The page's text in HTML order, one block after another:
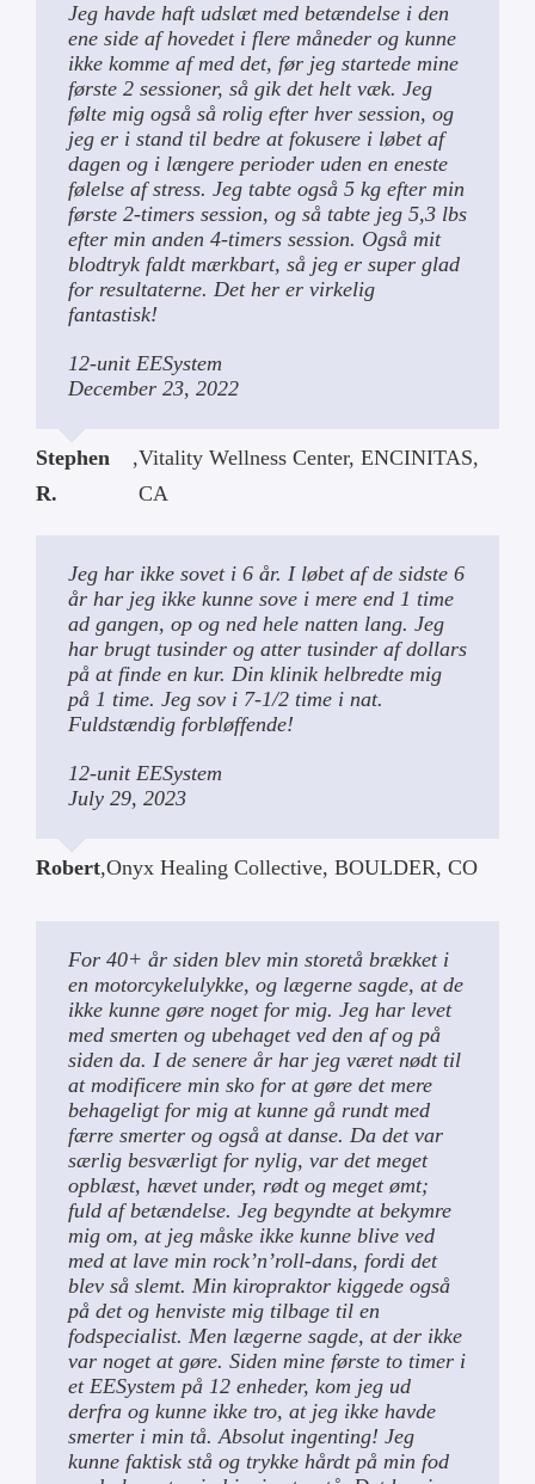
Jeg havde haft udslæt med betændelse i den
ene side af hovedet i flere måneder og kunne
ikke komme af med det, før jeg startede mine
første 2 sessioner, så gik det helt væk. Jeg
følte mig også så rolig efter hver session, og
jeg er i stand til bedre at fokusere i løbet af
dagen og i længere perioder uden en eneste
følelse af stress. Jeg tabte også 5 kg efter min
første 2-timers session, og så tabte jeg 5,3 lbs
efter min anden 4-timers session. Også mit
blodtryk faldt mærkbart, så jeg er super glad
for resultaterne. Det her er virkelig
fantastisk!
12-unit EESystem
December 23, 2022
Stephen
R.
,Vitality Wellness Center, ENCINITAS,
CA
Jeg har ikke sovet i 6 år. I løbet af de sidste 6
år har jeg ikke kunne sove i mere end 1 time
ad gangen, op og ned hele natten lang. Jeg
har brugt tusinder og atter tusinder af dollars
på at finde en kur. Din klinik helbredte mig
på 1 time. Jeg sov i 7-1/2 time i nat.
Fuldstændig forbløffende!
12-unit EESystem
July 29, 2023
Robert,Onyx Healing Collective, BOULDER, CO
For 40+ år siden blev min storetå brækket i
en motorcykelulykke, og lægerne sagde, at de
ikke kunne gøre noget for mig. Jeg har levet
med smerten og ubehaget ved den af og på
siden da. I de senere år har jeg været nødt til
at modificere min sko for at gøre det mere
behageligt for mig at kunne gå rundt med
færre smerter og også at danse. Da det var
særlig besværligt for nylig, var det meget
opblæst, hævet under, rødt og meget ømt;
fuld af betændelse. Jeg begyndte at bekymre
mig om, at jeg måske ikke kunne blive ved
med at lave min rock’n’roll-dans, fordi det
blev så slemt. Min kiropraktor kiggede også
på det og henviste mig tilbage til en
fodspecialist. Men lægerne sagde, at der ikke
var noget at gøre. Siden mine første to timer i
et EESystem på 12 enheder, kom jeg ud
derfra og kunne ikke tro, at jeg ikke havde
smerter i min tå. Absolut ingenting! Jeg
kunne faktisk stå og trykke hårdt på min fod